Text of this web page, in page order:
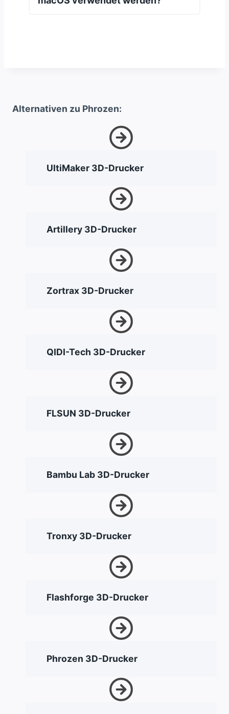
Alternativen zu Phrozen:
UltiMaker 3D-Drucker
Artillery 3D-Drucker
Zortrax 3D-Drucker
QIDI-Tech 3D-Drucker
FLSUN 3D-Drucker
Bambu Lab 3D-Drucker
Tronxy 3D-Drucker
Flashforge 3D-Drucker
Phrozen 3D-Drucker